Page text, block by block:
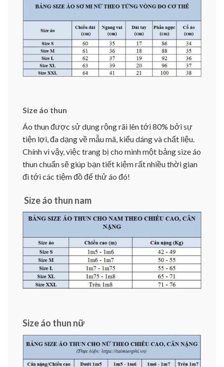
Size áo thun
Áo thun được sử dụng rộng rãi lên tới 80% bởi sự
tiện lợi, đa dạng về mẫu mã, kiểu dáng và chất liệu.
Chính vì vậy, việc trang bị cho mình một bảng size áo
thun chuẩn sẽ giúp bạn tiết kiệm rất nhiều thời gian
đi tới các tiệm đồ để thử áo đó!
Size áo thun nam
Size áo thun nữ